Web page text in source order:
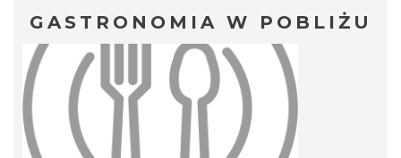
GASTRONOMIA W POBLIŻU